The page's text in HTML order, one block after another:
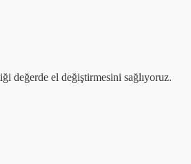
değerde el değiştirmesini sağlıyoruz.